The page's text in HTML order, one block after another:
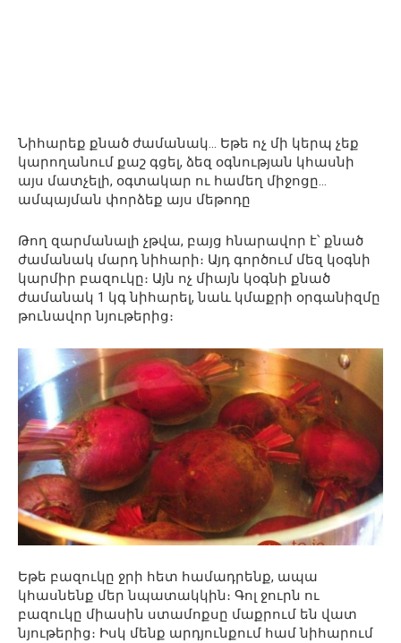
Նիհարեք քնած ժամանակ… Եթե ոչ մի կերպ չեք
կարողանում քաշ գցել, ձեզ օգնության կհասնի
այս մատչելի, օգտակար ու համեղ միջոցը…
ամպայման փորձեք այս մեթոդը
Թող զարմանալի չթվա, բայց հնարավոր է՝ քնած
ժամանակ մարդ նիհարի։ Այդ գործում մեզ կօգնի
կարմիր բազուկը։ Այն ոչ միայն կօգնի քնած
ժամանակ 1 կգ նիհարել, նաև կմաքրի օրգանիզմը
թունավոր նյութերից։
Եթե բազուկը ջրի հետ համադրենք, ապա
կհասնենք մեր նպատակկին։ Գոլ ջուրն ու
բազուկը միասին ստամոքսը մաքրում են վատ
նյութերից։ Իսկ մենք արդյունքում համ նիհարում